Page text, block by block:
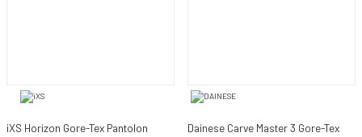
iXS Horizon Gore-Tex Pantolon
Dainese Carve Master 3 Gore-Tex